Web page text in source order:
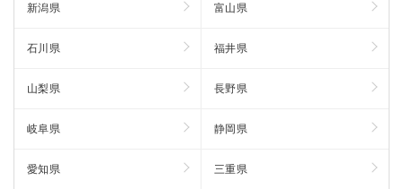
新潟県 富山県
石川県 福井県
山梨県 長野県
岐阜県 静岡県
愛知県 三重県